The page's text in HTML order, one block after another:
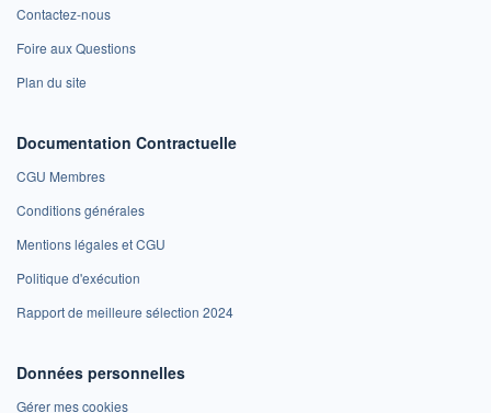
Contactez-nous
Foire aux Questions
Plan du site
Documentation Contractuelle
CGU Membres
Conditions générales
Mentions légales et CGU
Politique d'exécution
Rapport de meilleure sélection 2024
Données personnelles
Gérer mes cookies